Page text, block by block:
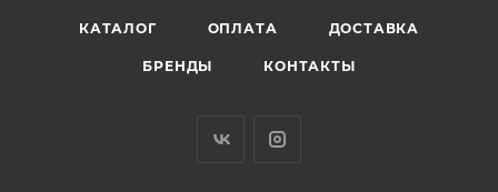
КАТАЛОГ ОПЛАТА ДОСТАВКА
БРЕНДЫ КОНТАКТЫ